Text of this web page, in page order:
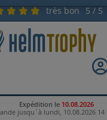
très bon 5 / 5
Expédition le 10.08.2026
jusqu´à lundi, 10.08.2026 14